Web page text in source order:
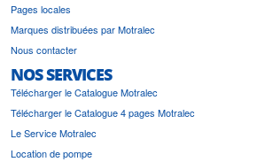
Pages locales
Marques distribuées par Motralec
Nous contacter
NOS SERVICES
Télécharger le Catalogue Motralec
Télécharger le Catalogue 4 pages Motralec
Le Service Motralec
Location de pompe